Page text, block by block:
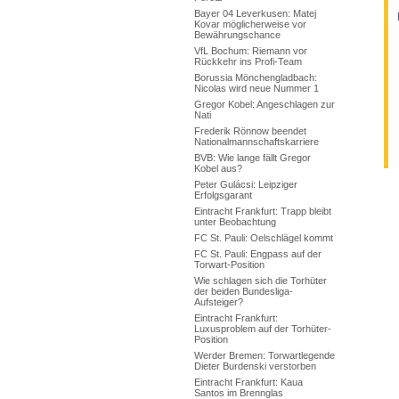
Bayer 04 Leverkusen: Matej
Kovar möglicherweise vor
Bewährungschance
VfL Bochum: Riemann vor
Rückkehr ins Profi-Team
Borussia Mönchengladbach:
Nicolas wird neue Nummer 1
Gregor Kobel: Angeschlagen zur
Nati
Frederik Rönnow beendet
Nationalmannschaftskarriere
BVB: Wie lange fällt Gregor
Kobel aus?
Peter Gulácsi: Leipziger
Erfolgsgarant
Eintracht Frankfurt: Trapp bleibt
unter Beobachtung
FC St. Pauli: Oelschlägel kommt
FC St. Pauli: Engpass auf der
Torwart-Position
Wie schlagen sich die Torhüter
der beiden Bundesliga-
Aufsteiger?
Eintracht Frankfurt:
Luxusproblem auf der Torhüter-
Position
Werder Bremen: Torwartlegende
Dieter Burdenski verstorben
Eintracht Frankfurt: Kaua
Santos im Brennglas